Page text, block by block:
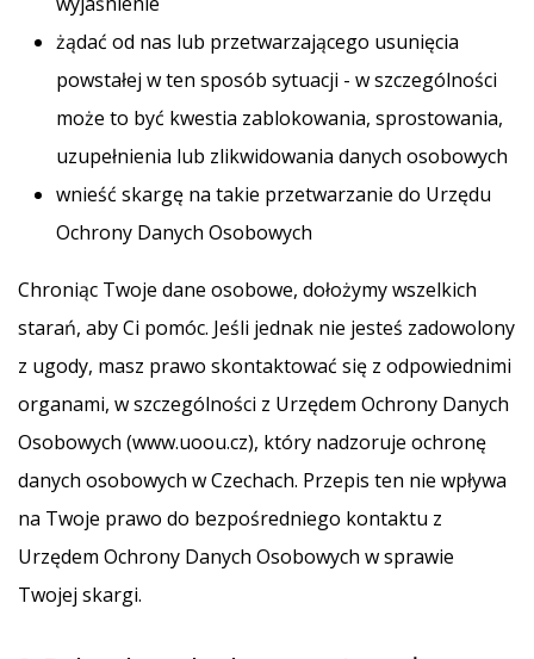
żądać od nas lub przetwarzającego usunięcia
powstałej w ten sposób sytuacji - w szczególności
może to być kwestia zablokowania, sprostowania,
uzupełnienia lub zlikwidowania danych osobowych
wnieść skargę na takie przetwarzanie do Urzędu
Ochrony Danych Osobowych
Chroniąc Twoje dane osobowe, dołożymy wszelkich
starań, aby Ci pomóc. Jeśli jednak nie jesteś zadowolony
z ugody, masz prawo skontaktować się z odpowiednimi
organami, w szczególności z Urzędem Ochrony Danych
Osobowych (www.uoou.cz), który nadzoruje ochronę
danych osobowych w Czechach. Przepis ten nie wpływa
na Twoje prawo do bezpośredniego kontaktu z
Urzędem Ochrony Danych Osobowych w sprawie
Twojej skargi.